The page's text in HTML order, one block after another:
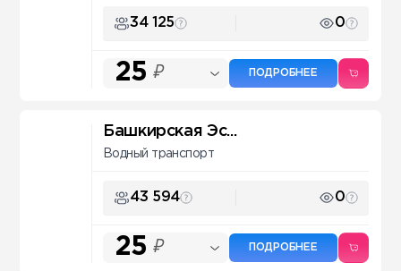
34 125 0
25 ₽ ПОДРОБНЕЕ
Башкирская Эс...
Водный транспорт
43 594 0
25 ₽ ПОДРОБНЕЕ